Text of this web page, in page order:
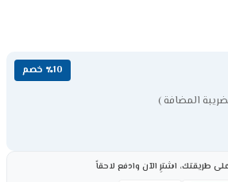
٪10 خصم
المضافة )
طريقتك، اشترِ الآن وادفع لاحقاً